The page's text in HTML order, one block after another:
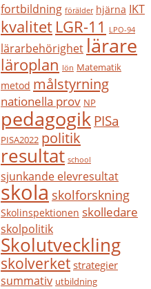
fortbildning förälder hjärna IKT
kvalitet LGR-11 LPO-94
lärarbehörighet lärare
läroplan lön Matematik
metod målstyrning
nationella prov NP
pedagogikPISa
PISA2022 politik
resultat school
sjunkande elevresultat
skola skolforskning
Skolinspektionen skolledare
skolpolitik
Skolutveckling
skolverket strategier
summativ utbildning